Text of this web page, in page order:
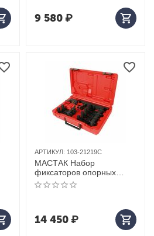
9 580₽
АРТИКУЛ: 103-21219C
МАСТАК Набор
фиксаторов опорных
планок для распредвалов
BMW, кейс, 10 предметов
14 450₽